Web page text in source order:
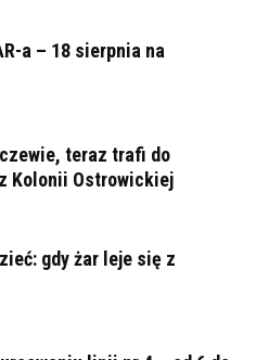
a – 18 sierpnia na
teraz trafi do
Kolonii Ostrowickiej
gdy żar leje się z